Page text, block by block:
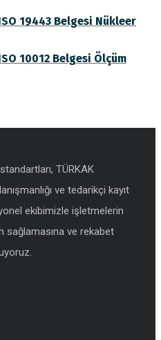
19443 Belgesi Nükleer
10012 Belgesi Ölçüm
TÜRKAK
ve tedarikçi kayıt
ekibimizle işletmelerin
sağlamasına ve rekabet